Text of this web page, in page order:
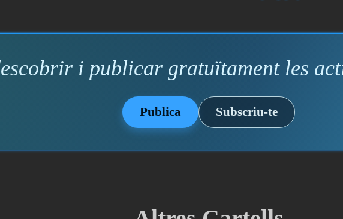
i publicar gratuïtament les
Publica Subscriu-te